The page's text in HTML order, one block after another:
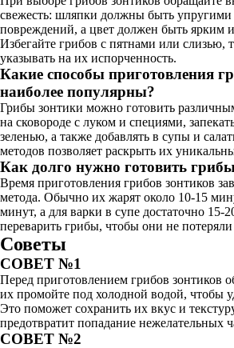
свежесть: шляпки должны быть упругими
повреждений, а цвет должен быть ярким
Избегайте грибов с пятнами или слизью,
указывать на их испорченность.
Какие способы приготовления
наиболее популярны?
Грибы зонтики можно готовить
на сковороде с луком и специями,
зеленью, а также добавлять в супы и
методов позволяет раскрыть их
Как долго нужно готовить
Время приготовления грибов зонтиков
метода. Обычно их жарят около 10-15
минут, а для варки в супе достаточно
переварить грибы, чтобы они не
Советы
СОВЕТ №1
Перед приготовлением грибов зонтиков
их промойте под холодной водой, чтобы
Это поможет сохранить их вкус и
предотвратит попадание нежелательных
СОВЕТ №2